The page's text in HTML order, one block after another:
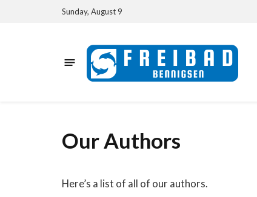
Sunday, August 9
Our Authors
Here’s a list of all of our authors.